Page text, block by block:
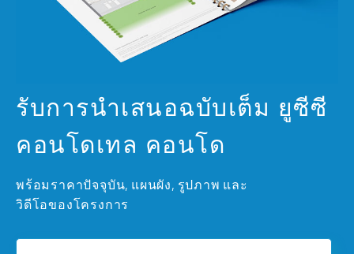
รับการนำเสนอฉบับเต็ม ยูซีซี
คอนโดเทล คอนโด
พร้อมราคาปัจจุบัน, แผนผัง, รูปภาพ และ
วิดีโอของโครงการ